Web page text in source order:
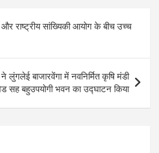
राष्ट्रीय सांख्यिकी आयोग के बीच उच्च
लुंगलेई बाजारवेंगा में नवनिर्मित कृषि मंडी
सह बहुउपयोगी भवन का उद्घाटन किया